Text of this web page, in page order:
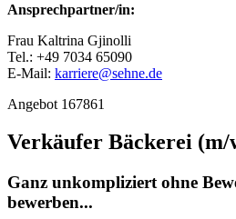
Ansprechpartner/in:
Frau Kaltrina Gjinolli
Tel.: +49 7034 65090
E-Mail: karriere@sehne.de
Angebot 167861
Verkäufer Bäckerei (m/
Ganz unkompliziert ohne
bewerben...